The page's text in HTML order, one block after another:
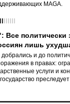
MAGA.
Все политически
лишь
и до
в правах:
услуги и